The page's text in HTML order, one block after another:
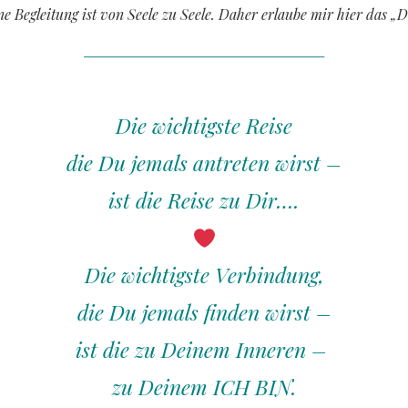
Begleitung ist von Seele zu Seele. Daher erlaube mir hier das
Die wichtigste Reise
die Du jemals antreten wirst –
ist die Reise zu Dir….
Die wichtigste Verbindung,
die Du jemals finden wirst –
ist die zu Deinem Inneren –
zu Deinem ICH BIN.